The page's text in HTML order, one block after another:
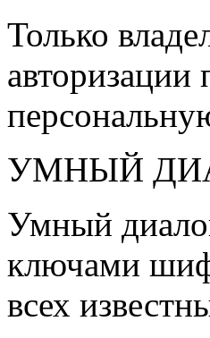
Только
УМНЫЙ
Умный
ключами
всех